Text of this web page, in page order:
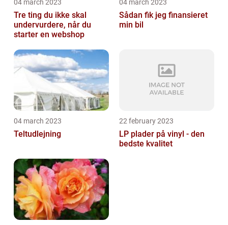
04 march 2023
Tre ting du ikke skal
undervurdere, når du
starter en webshop
04 march 2023
Sådan fik jeg finansieret
min bil
04 march 2023
Teltudlejning
22 february 2023
LP plader på vinyl - den
bedste kvalitet